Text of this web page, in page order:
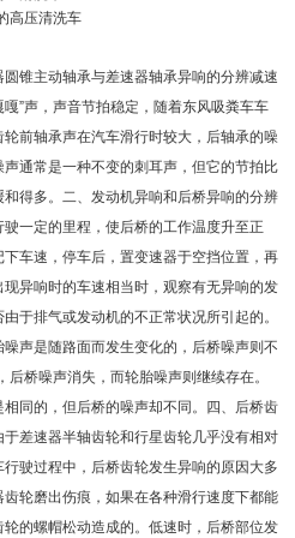
锥主动轴承与差速器轴承异响的分辨减速
嘎”声，声音节拍稳定，随着东风吸粪车车
前轴承声在汽车滑行时较大，后轴承的噪
通常是一种不变的刺耳声，但它的节拍比
得多。二、发动机异响和后桥异响的分辨
一定的里程，使后桥的工作温度升至正
车速，停车后，置变速器于空挡位置，再
异响时的车速相当时，观察有无异响的发
于排气或发动机的不正常状况所引起的。
声是随路面而发生变化的，后桥噪声则不
桥噪声消失，而轮胎噪声则继续存在。
同的，但后桥的噪声却不同。四、后桥齿
差速器半轴齿轮和行星齿轮几乎没有相对
驶过程中，后桥齿轮发生异响的原因大多
轮磨出伤痕，如果在各种滑行速度下都能
的螺帽松动造成的。低速时，后桥部位发